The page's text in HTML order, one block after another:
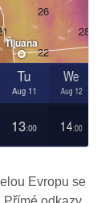
Evropu se